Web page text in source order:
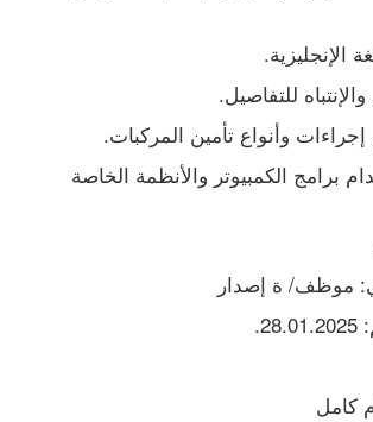
الإنجليزية.
للتفاصيل.
وأنواع تأمين المركبات.
موظف/ ة إصدار
كامل